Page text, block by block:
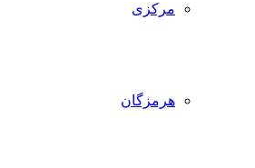
مرکزی
هرمزگان